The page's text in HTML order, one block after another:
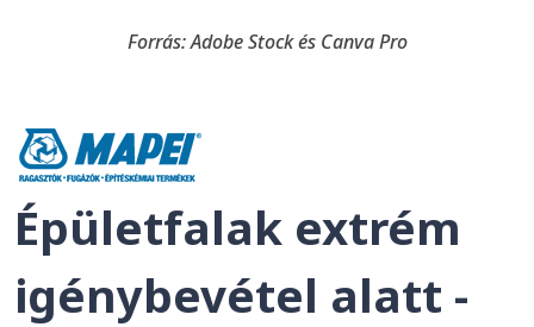
Forrás: Adobe Stock és Canva Pro
Épületfalak extrém
igénybevétel alatt -